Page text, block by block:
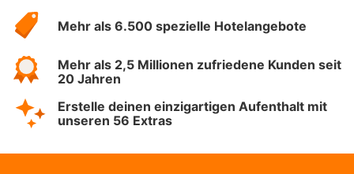
Hotelspecials
Mehr als 6.500 spezielle Hotelangebote
Mehr als 2,5 Millionen zufriedene Kunden seit
20 Jahren
Erstelle deinen einzigartigen Aufenthalt mit
unseren 56 Extras